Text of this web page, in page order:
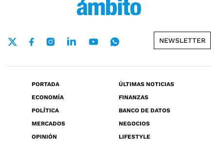
NEWSLETTER
PORTADA
ÚLTIMAS NOTICIAS
ECONOMÍA
FINANZAS
POLÍTICA
BANCO DE DATOS
MERCADOS
NEGOCIOS
OPINIÓN
LIFESTYLE